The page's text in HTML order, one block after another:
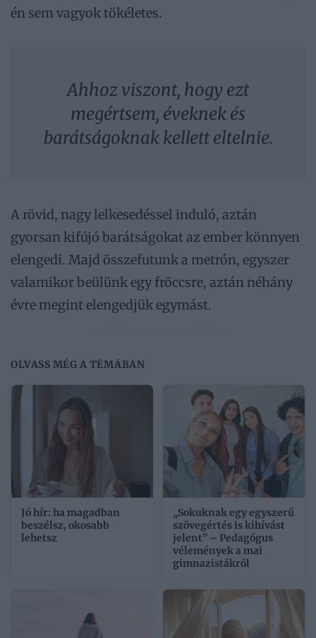
én sem vagyok tökéletes.
Ahhoz viszont, hogy ezt
megértsem, éveknek és
barátságoknak kellett eltelnie.
A rövid, nagy lelkesedéssel induló, aztán
gyorsan kifújó barátságokat az ember könnyen
elengedi. Majd összefutunk a metrón, egyszer
valamikor beülünk egy fröccsre, aztán néhány
évre megint elengedjük egymást.
OLVASS MÉG A TÉMÁBAN
Jó hír: ha magadban
beszélsz, okosabb
lehetsz
„Sokuknak egy egyszerű
szövegértés is kihívást
jelent” – Pedagógus
vélemények a mai
gimnazistákról